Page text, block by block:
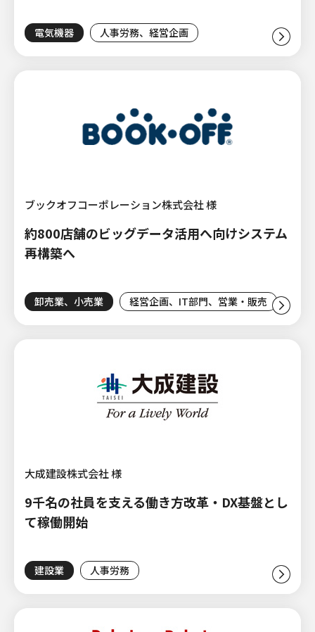
電気機器 人事労務、経営企画
ブックオフコーポレーション株式会社 様
約800店舗のビッグデータ活用へ向けシステム
再構築へ
卸売業、小売業 経営企画、IT部門、営業・販売
大成建設株式会社 様
9千名の社員を支える働き方改革・DX基盤とし
て稼働開始
建設業 人事労務